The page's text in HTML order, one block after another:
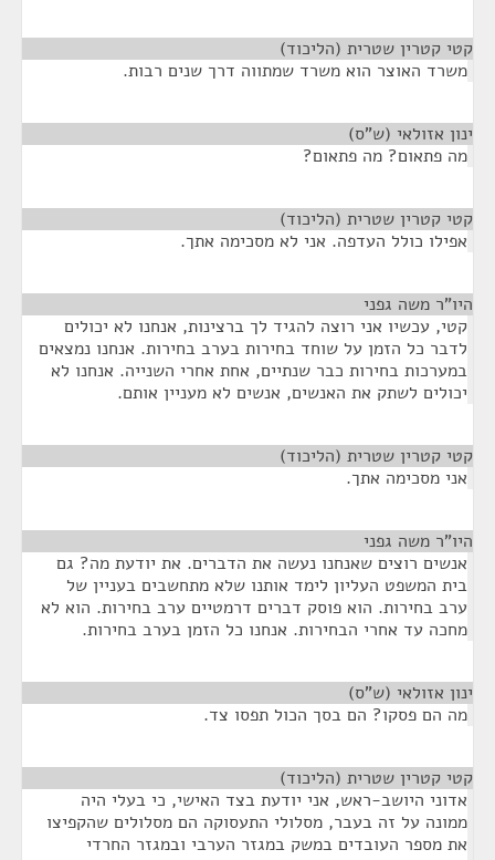
קטי קטרין שטרית (הליכוד)
משרד האוצר הוא משרד שמתווה דרך שנים רבות.
ינון אזולאי (ש"ס)
מה פתאום? מה פתאום?
קטי קטרין שטרית (הליכוד)
אפילו כולל העדפה. אני לא מסכימה אתך.
היו"ר משה גפני
קטי, עכשיו אני רוצה להגיד לך ברצינות, אנחנו לא יכולים
לדבר כל הזמן על שוחד בחירות בערב בחירות. אנחנו נמצאים
במערכות בחירות כבר שנתיים, אחת אחרי השנייה. אנחנו לא
יכולים לשתק את האנשים, אנשים לא מעניין אותם.
קטי קטרין שטרית (הליכוד)
אני מסכימה אתך.
היו"ר משה גפני
אנשים רוצים שאנחנו נעשה את הדברים. את יודעת מה? גם
בית המשפט העליון לימד אותנו שלא מתחשבים בעניין של
ערב בחירות. הוא פוסק דברים דרמטיים ערב בחירות. הוא לא
מחכה עד אחרי הבחירות. אנחנו כל הזמן בערב בחירות.
ינון אזולאי (ש"ס)
מה הם פסקו? הם בסך הכול תפסו צד.
קטי קטרין שטרית (הליכוד)
אדוני היושב-ראש, אני יודעת בצד האישי, כי בעלי היה
ממונה על זה בעבר, מסלולי התעסוקה הם מסלולים שהקפיצו
את מספר העובדים במשק במגזר הערבי ובמגזר החרדי